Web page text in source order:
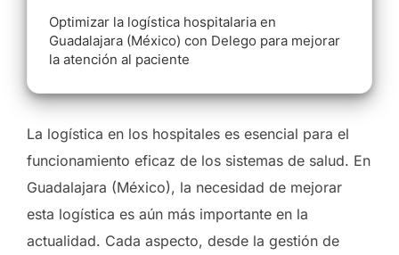
Optimizar la logística hospitalaria en
Guadalajara (México) con Delego para mejorar
la atención al paciente
La logística en los hospitales es esencial para el
funcionamiento eficaz de los sistemas de salud. En
Guadalajara (México), la necesidad de mejorar
esta logística es aún más importante en la
actualidad. Cada aspecto, desde la gestión de